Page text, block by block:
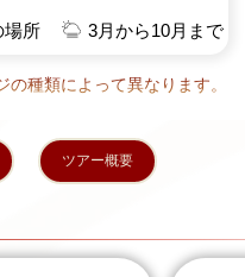
種類によって異なります。
場所 3月から10月まで
ツアー概要